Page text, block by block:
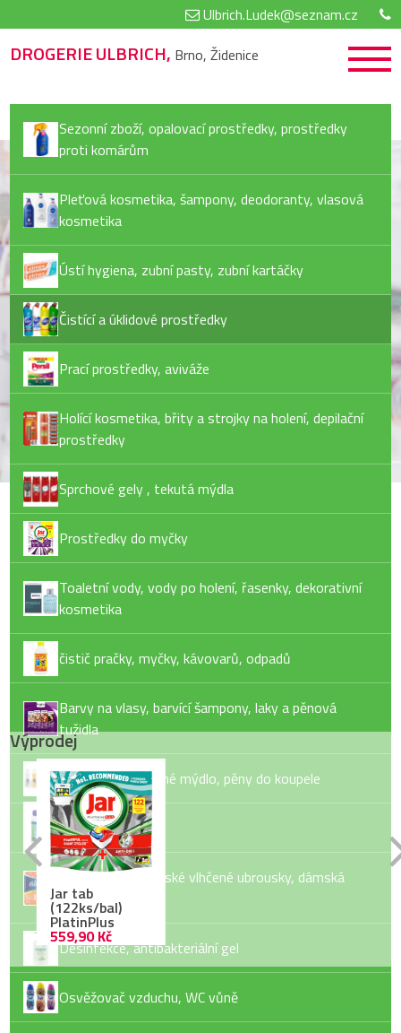
Ulbrich.Ludek@seznam.cz
DROGERIE ULBRICH, Brno, Židenice
Sezonní zboží, opalovací prostředky, prostředky
proti komárům
Pleťová kosmetika, šampony, deodoranty, vlasová
kosmetika
Ústí hygiena, zubní pasty, zubní kartáčky
Čistící a úklidové prostředky
Prací prostředky, aviváže
Holící kosmetika, břity a strojky na holení, depilační
prostředky
Sprchové gely , tekutá mýdla
Prostředky do myčky
Toaletní vody, vody po holení, řasenky, dekorativní
kosmetika
čistič pračky, myčky, kávovarů, odpadů
Barvy na vlasy, barvící šampony, laky a pěnová
tužidla
Tekuté mýdlo, tuhé mýdlo, pěny do koupele
Bazénová chemie
Dětské pleny, dětské vlhčené ubrousky, dámská
hygiena
Desinfekce, antibakteriální gel
Osvěžovač vzduchu, WC vůně
Výprodej
Jar tab
(122ks/bal)
PlatinPlus
559,90 Kč